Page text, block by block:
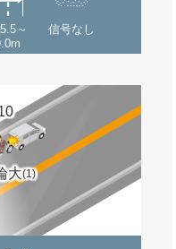
～
信号なし
大(1)